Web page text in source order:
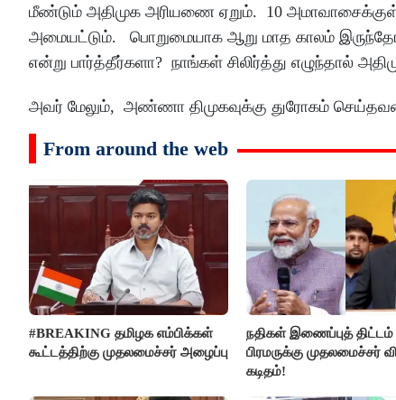
மீண்டும் அதிமுக அரியணை ஏறும். 10
அமையட்டும். பொறுமையாக ஆறு மாத காலம்
என்று பார்த்தீர்களா? நாங்கள் சிலிர்த்து எழுந்தால்
அவர் மேலும், அண்ணா திமுகவுக்கு துரோகம்
From around the web
#BREAKING தமிழக எம்பிக்கள்
கூட்டத்திற்கு முதலமைச்சர் அழைப்பு
நதிகள் இணைப்புத் திட்டம்
பிரமருக்கு முதலமைச்சர்
கடிதம்!